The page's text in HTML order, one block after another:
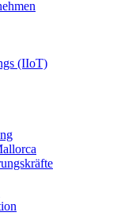
(IIoT)